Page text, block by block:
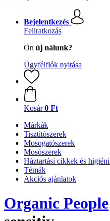
Bejelentkezés
Feliratkozás
Ön új nálunk?
Ügyfélfiók nyitása
Kosár 0 Ft
Márkák
Tisztítószerek
Mosogatószerek
Mosószerek
Háztartási cikkek és
Témák
Akciós ajánlatok
Organic People